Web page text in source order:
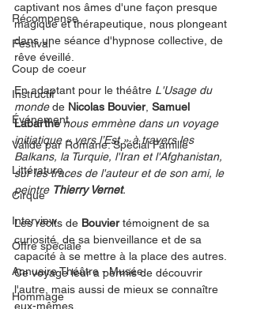
Récompense
Festival
Coup de coeur
Instructif
Événement
Validé par Romane. Spécial Famille
Littérature
Cirque
Interview
Offre spéciale
Annuaire Théâtre - Musée
Hommage
captivant nos âmes d'une façon presque
magique et thérapeutique, nous plongeant
dans une séance d'hypnose collective, de
rêve éveillé.
En adaptant pour le théâtre L'Usage du
monde de Nicolas Bouvier, Samuel
Labarthe nous emmène dans un voyage
initiatique « vers l’Est » à travers les
Balkans, la Turquie, l'Iran et l'Afghanistan,
sur les traces de l'auteur et de son ami, le
peintre Thierry Vernet.
Les récits de Bouvier témoignent de sa
curiosité, de sa bienveillance et de sa
capacité à se mettre à la place des autres.
Ce voyage leur a permis de découvrir
l'autre, mais aussi de mieux se connaître
eux-mêmes.